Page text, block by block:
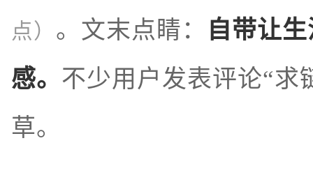
点） 。文末点睛：
自带让
感。 不少用户发表评论“
草。